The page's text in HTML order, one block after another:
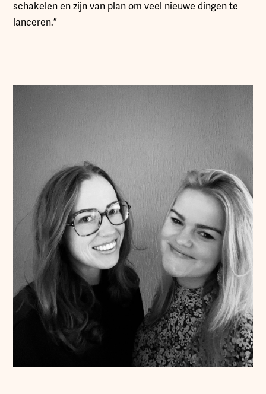
schakelen en zijn van plan om veel nieuwe dingen te
lanceren.”